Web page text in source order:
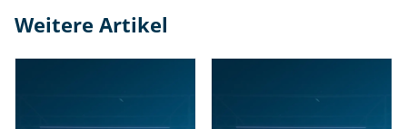
Weitere Artikel